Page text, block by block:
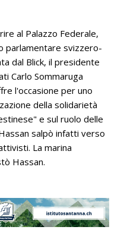
al Palazzo Federale,
parlamentare svizzero-
dal Blick, il presidente
Carlo Sommaruga
l'occasione per uno
della solidarietà
e sul ruolo delle
salpò infatti verso
La marina
Hassan.